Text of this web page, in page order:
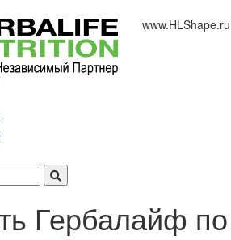
www.HLShape.ru
Гербалайф